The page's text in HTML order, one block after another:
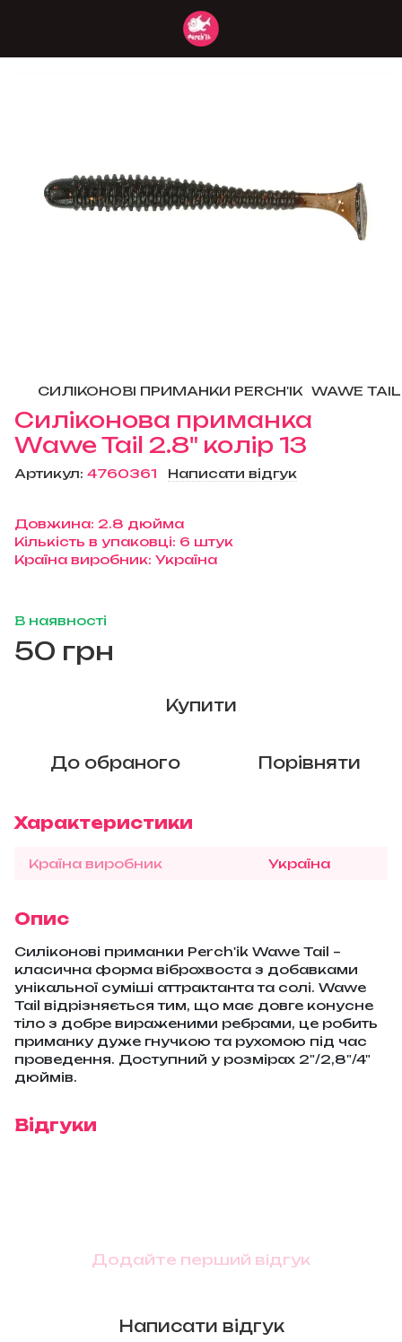
СИЛІКОНОВІ ПРИМАНКИ PERCH'IK WAWE
Силіконова приманка
Wawe Tail 2.8" колір 13
Артикул: 4760361 Написати відгук
Довжина: 2.8 дюйма
Кількість в упаковці: 6 штук
Країна виробник: Україна
В наявності
50 грн
Купити
До обраного Порівняти
Характеристики
Країна виробник Україна
Опис
Силіконові приманки Perch'ik Wawe Tail –
класична форма віброхвоста з добавками
унікальної суміші аттрактанта та солі. Wawe
Tail відрізняється тим, що має довге конусне
тіло з добре вираженими ребрами, це робить
приманку дуже гнучкою та рухомою під час
проведення. Доступний у розмірах 2"/2,8"/4"
дюймів.
Відгуки
Додайте перший відгук
Написати відгук